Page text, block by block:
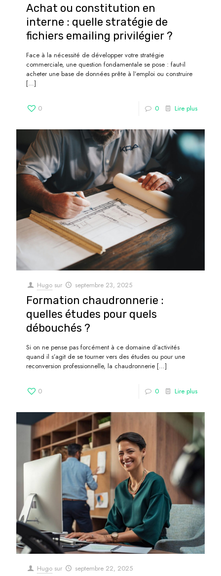
Achat ou constitution en
interne : quelle stratégie de
fichiers emailing privilégier ?
Face à la nécessité de développer votre stratégie
commerciale, une question fondamentale se pose : faut-il
acheter une base de données prête à l’emploi ou construire
[…]
0 0 Lire plus
Hugo sur septembre 23, 2025
Formation chaudronnerie :
quelles études pour quels
débouchés ?
Si on ne pense pas forcément à ce domaine d’activités
quand il s’agit de se tourner vers des études ou pour une
reconversion professionnelle, la chaudronnerie […]
0 0 Lire plus
Hugo sur septembre 22, 2025